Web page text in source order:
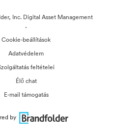
Inc. Digital Asset Management
·
Cookie-beállítások
Adatvédelem
feltételei
Élő chat
E-mail támogatás
by